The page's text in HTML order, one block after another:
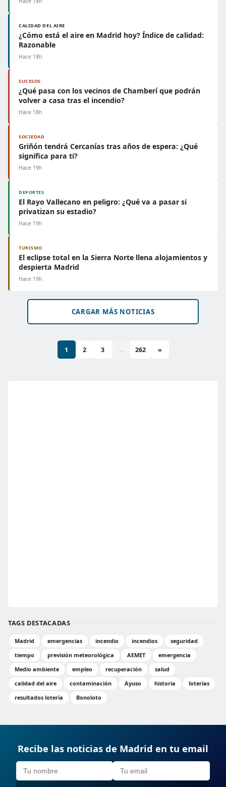
CALIDAD DEL AIRE
¿Cómo está el aire en Madrid hoy? Índice de calidad:
Razonable
Hace 18h
SUCESOS
¿Qué pasa con los vecinos de Chamberí que podrán
volver a casa tras el incendio?
Hace 18h
SOCIEDAD
Griñón tendrá Cercanías tras años de espera: ¿Qué
significa para ti?
Hace 19h
DEPORTES
El Rayo Vallecano en peligro: ¿Qué va a pasar si
privatizan su estadio?
Hace 19h
TURISMO
El eclipse total en la Sierra Norte llena alojamientos y
despierta Madrid
Hace 19h
CARGAR MÁS NOTICIAS
1 2 3 ... 262 »
TAGS DESTACADAS
Madrid emergencias incendio incendios
seguridad
tiempo
previsión meteorológica AEMET
emergencia
Medio ambiente
empleo recuperación
salud
calidad del aire
contaminación Ayuso historia
loterías
resultados lotería
Bonoloto
Recibe las noticias de Madrid en tu email